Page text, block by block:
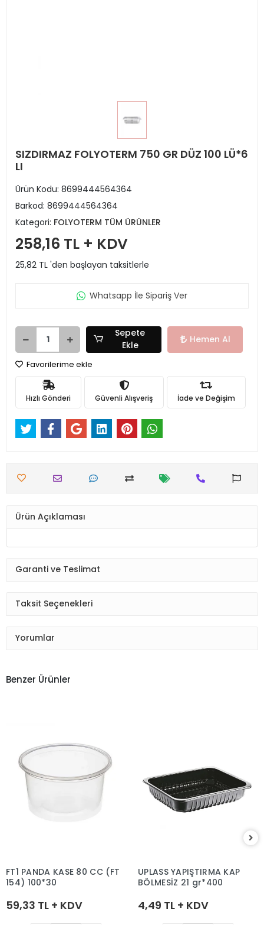
SIZDIRMAZ FOLYOTERM 750 GR DÜZ 100 LÜ*6
LI
Ürün Kodu: 8699444564364
Barkod: 8699444564364
Kategori: FOLYOTERM TÜM ÜRÜNLER
258,16 TL + KDV
25,82 TL 'den başlayan taksitlerle
Whatsapp İle Sipariş Ver
Sepete
Ekle
Hemen Al
Favorilerime ekle
Hızlı Gönderi Güvenli Alışveriş İade ve Değişim
Ürün Açıklaması
Garanti ve Teslimat
Taksit Seçenekleri
Yorumlar
Benzer Ürünler
FT1 PANDA KASE 80 CC (FT
154) 100*30
59,33 TL + KDV
UPLASS YAPIŞTIRMA KAP
BÖLMESİZ 21 gr*400
4,49 TL + KDV